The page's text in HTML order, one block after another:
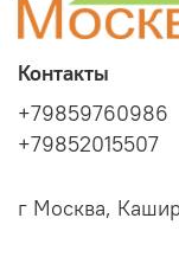
Контакты
+79859760986
+79852015507
г Москва,